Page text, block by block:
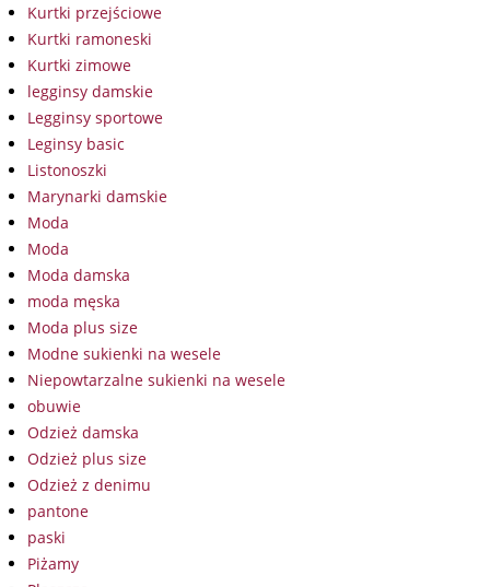
Kurtki przejściowe
Kurtki ramoneski
Kurtki zimowe
legginsy damskie
Legginsy sportowe
Leginsy basic
Listonoszki
Marynarki damskie
Moda
Moda
Moda damska
moda męska
Moda plus size
Modne sukienki na wesele
Niepowtarzalne sukienki na wesele
obuwie
Odzież damska
Odzież plus size
Odzież z denimu
pantone
paski
Piżamy